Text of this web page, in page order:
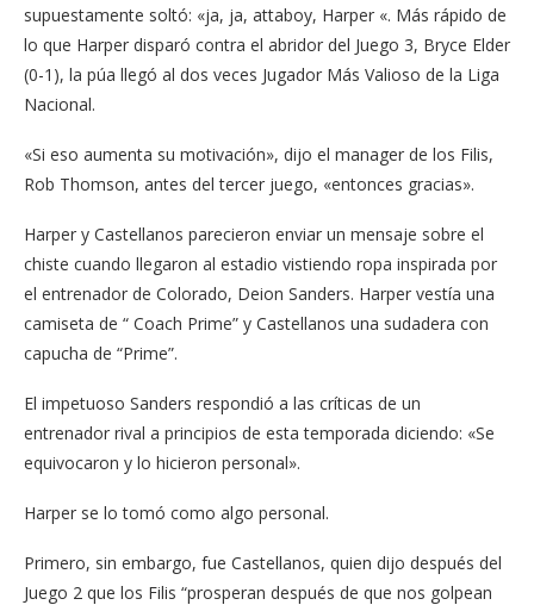
supuestamente soltó: «ja, ja, attaboy, Harper «. Más rápido de
lo que Harper disparó contra el abridor del Juego 3, Bryce Elder
(0-1), la púa llegó al dos veces Jugador Más Valioso de la Liga
Nacional.
«Si eso aumenta su motivación», dijo el manager de los Filis,
Rob Thomson, antes del tercer juego, «entonces gracias».
Harper y Castellanos parecieron enviar un mensaje sobre el
chiste cuando llegaron al estadio vistiendo ropa inspirada por
el entrenador de Colorado, Deion Sanders. Harper vestía una
camiseta de “ Coach Prime” y Castellanos una sudadera con
capucha de “Prime”.
El impetuoso Sanders respondió a las críticas de un
entrenador rival a principios de esta temporada diciendo: «Se
equivocaron y lo hicieron personal».
Harper se lo tomó como algo personal.
Primero, sin embargo, fue Castellanos, quien dijo después del
Juego 2 que los Filis “prosperan después de que nos golpean